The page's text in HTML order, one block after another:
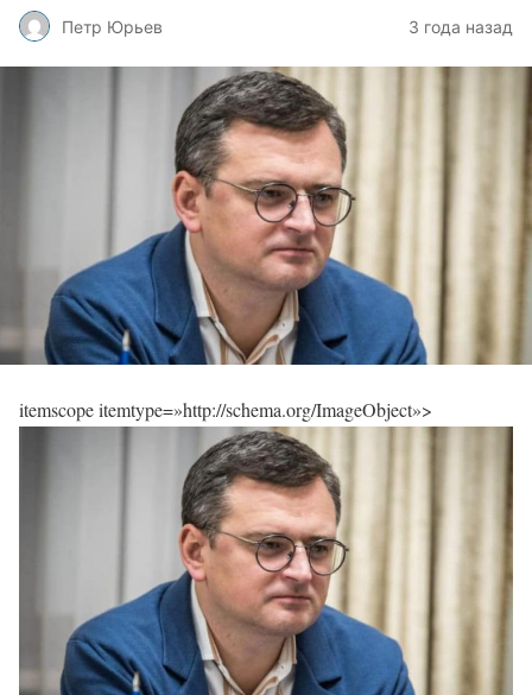
Петр Юрьев 3 года назад
itemscope itemtype=»http://schema.org/ImageObject»>